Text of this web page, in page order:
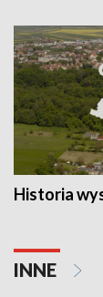
Historia
INNE